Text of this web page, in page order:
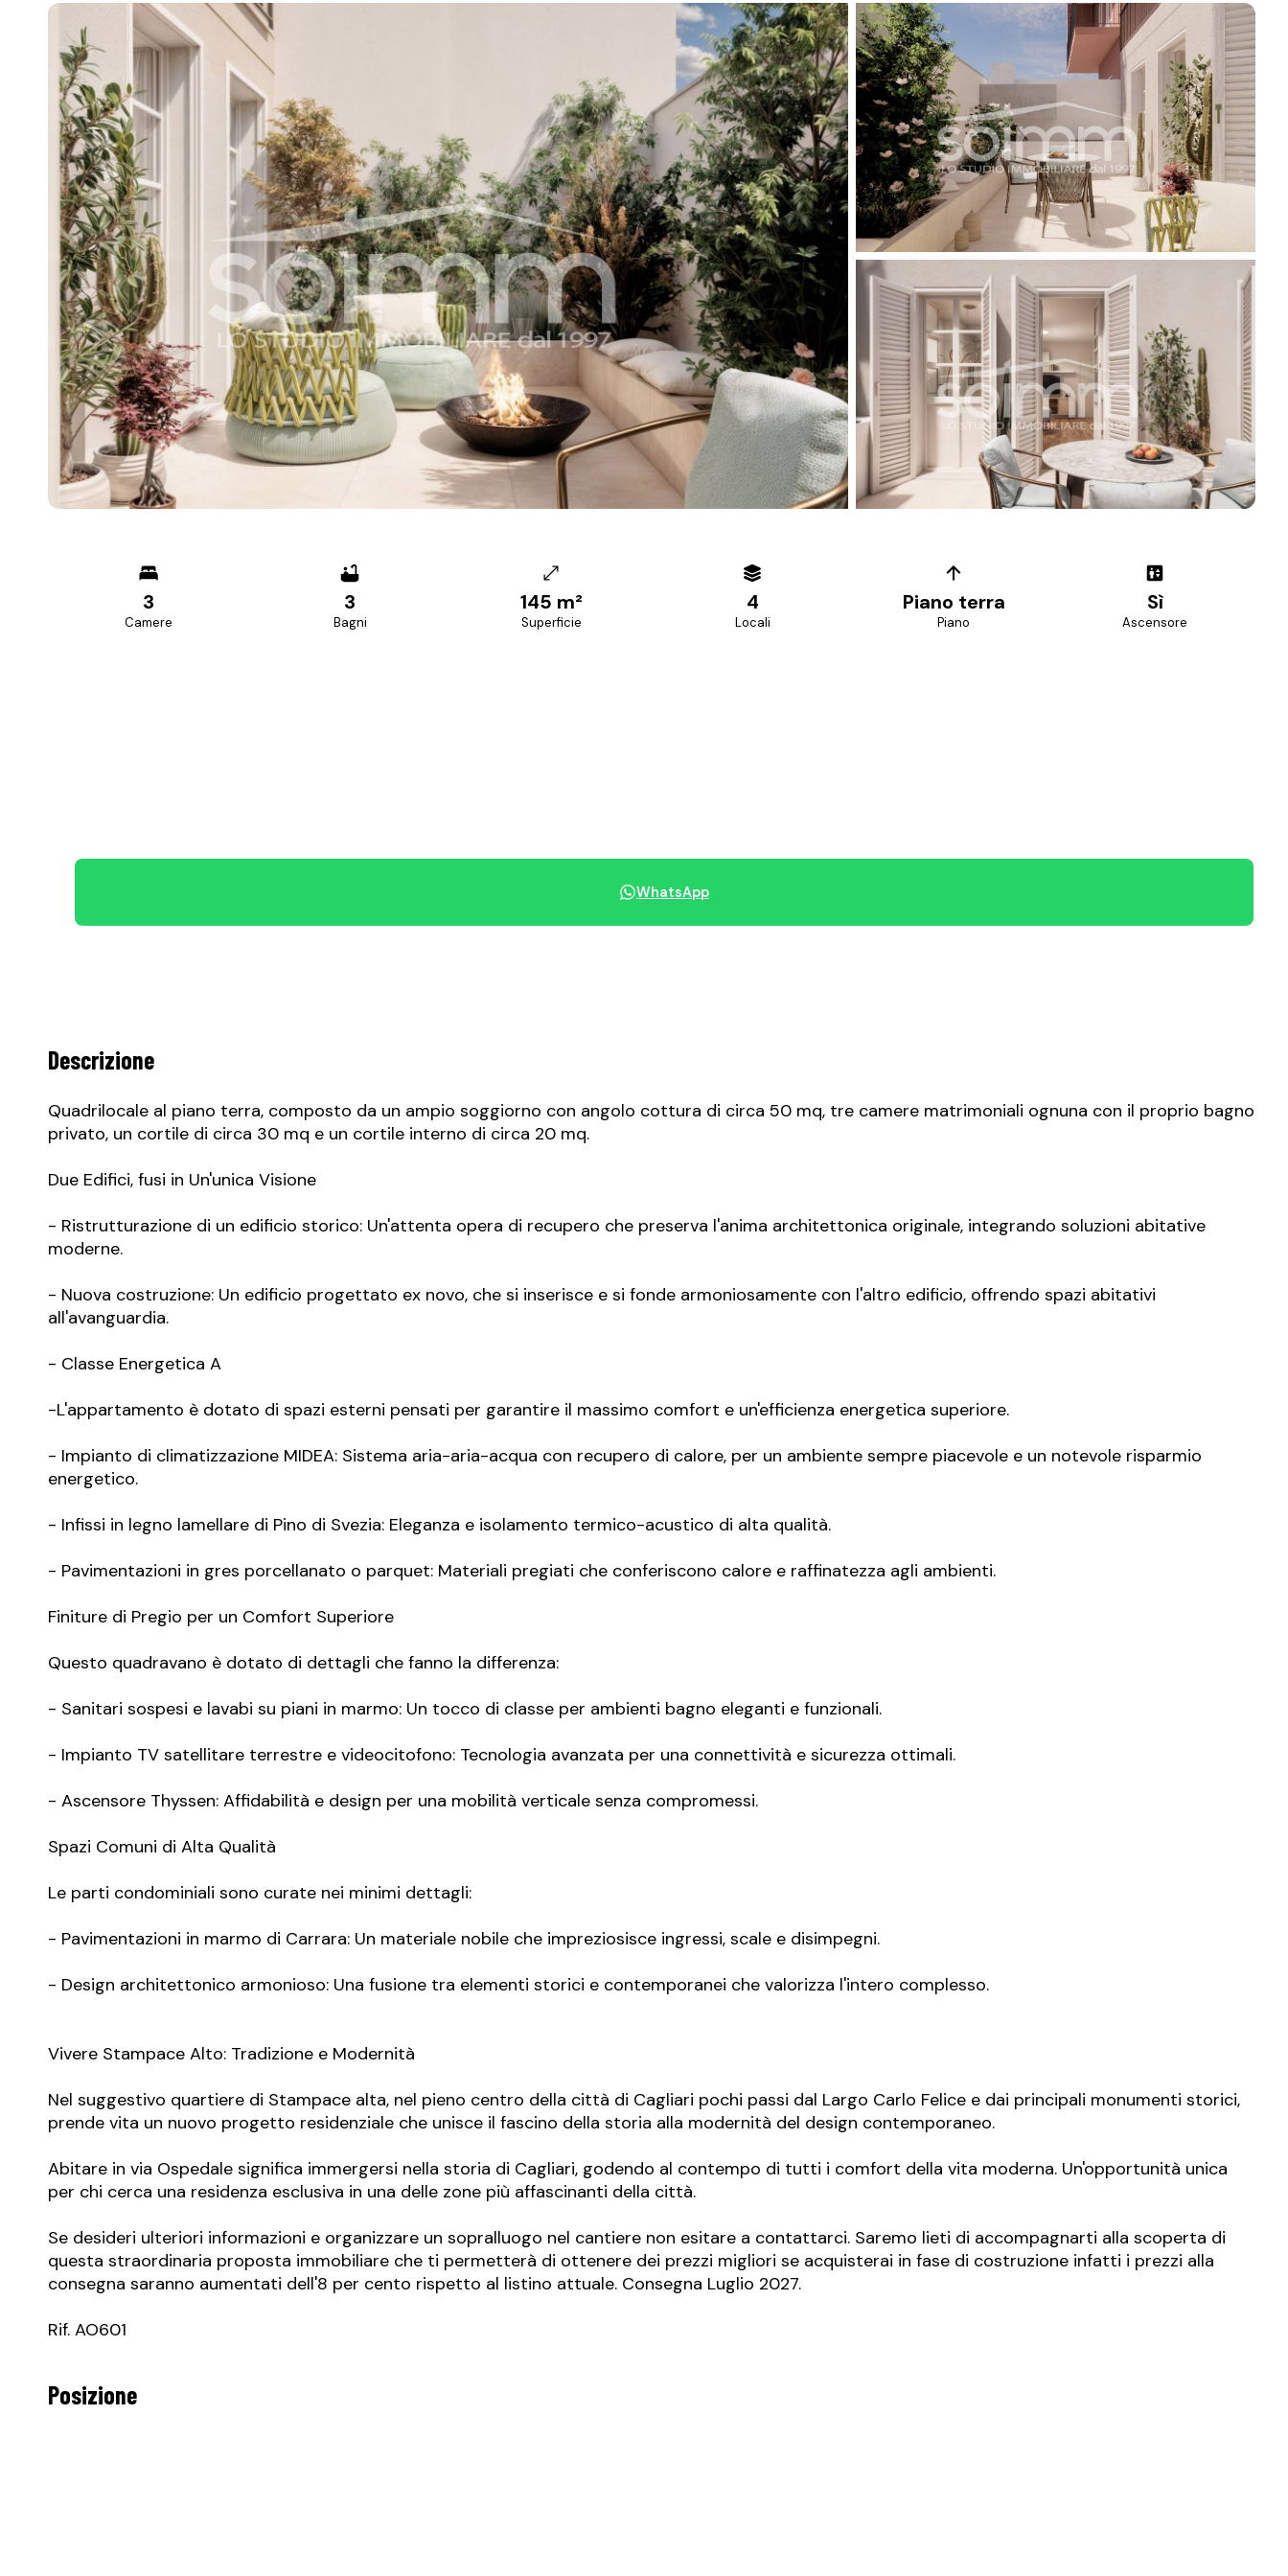
3
Camere
3
Bagni
145 m²
Superficie
4
Locali
Piano terra
Piano
Sì
Ascensore
WhatsApp
Descrizione
Quadrilocale al piano terra, composto da un ampio soggiorno con angolo cottura di circa 50 mq, tre camere matrimoniali ognuna con il proprio bagno
privato, un cortile di circa 30 mq e un cortile interno di circa 20 mq.
Due Edifici, fusi in Un'unica Visione
- Ristrutturazione di un edificio storico: Un'attenta opera di recupero che preserva l'anima architettonica originale, integrando soluzioni abitative
moderne.
- Nuova costruzione: Un edificio progettato ex novo, che si inserisce e si fonde armoniosamente con l'altro edificio, offrendo spazi abitativi
all'avanguardia.
- Classe Energetica A
-L'appartamento è dotato di spazi esterni pensati per garantire il massimo comfort e un'efficienza energetica superiore.
- Impianto di climatizzazione MIDEA: Sistema aria-aria-acqua con recupero di calore, per un ambiente sempre piacevole e un notevole risparmio
energetico.
- ⁠Infissi in legno lamellare di Pino di Svezia: Eleganza e isolamento termico-acustico di alta qualità.
- Pavimentazioni in gres porcellanato o parquet: Materiali pregiati che conferiscono calore e raffinatezza agli ambienti.
Finiture di Pregio per un Comfort Superiore
Questo quadravano è dotato di dettagli che fanno la differenza:
- Sanitari sospesi e lavabi su piani in marmo: Un tocco di classe per ambienti bagno eleganti e funzionali.
- Impianto TV satellitare terrestre e videocitofono: Tecnologia avanzata per una connettività e sicurezza ottimali.
- Ascensore Thyssen: Affidabilità e design per una mobilità verticale senza compromessi.
Spazi Comuni di Alta Qualità
Le parti condominiali sono curate nei minimi dettagli:
- Pavimentazioni in marmo di Carrara: Un materiale nobile che impreziosisce ingressi, scale e disimpegni.
- Design architettonico armonioso: Una fusione tra elementi storici e contemporanei che valorizza l'intero complesso.
Vivere Stampace Alto: Tradizione e Modernità
Nel suggestivo quartiere di Stampace alta, nel pieno centro della città di Cagliari pochi passi dal Largo Carlo Felice e dai principali monumenti storici,
prende vita un nuovo progetto residenziale che unisce il fascino della storia alla modernità del design contemporaneo.
Abitare in via Ospedale significa immergersi nella storia di Cagliari, godendo al contempo di tutti i comfort della vita moderna. Un'opportunità unica
per chi cerca una residenza esclusiva in una delle zone più affascinanti della città.
Se desideri ulteriori informazioni e organizzare un sopralluogo nel cantiere non esitare a contattarci. Saremo lieti di accompagnarti alla scoperta di
questa straordinaria proposta immobiliare che ti permetterà di ottenere dei prezzi migliori se acquisterai in fase di costruzione infatti i prezzi alla
consegna saranno aumentati dell'8 per cento rispetto al listino attuale. Consegna Luglio 2027.
Rif. AO601
Posizione